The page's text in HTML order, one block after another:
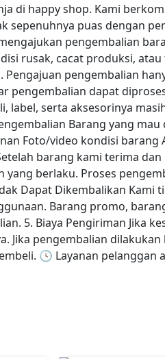
di happy shop. Kami
puas dengan
pengembalian
rusak, cacat produksi,
pengembalian
pengembalian dapat
label, serta aksesorinya
Barang yang
Foto/video kondisi barang
barang kami terima
berlaku. Proses
Dapat Dikembalikan Kami
Barang promo,
5. Biaya Pengiriman Jika
pengembalian
🕓 Layanan pelanggan